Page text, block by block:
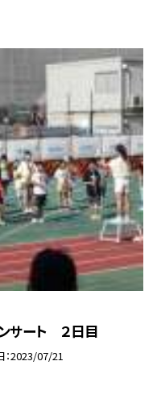
サート ２日目
2023/07/21